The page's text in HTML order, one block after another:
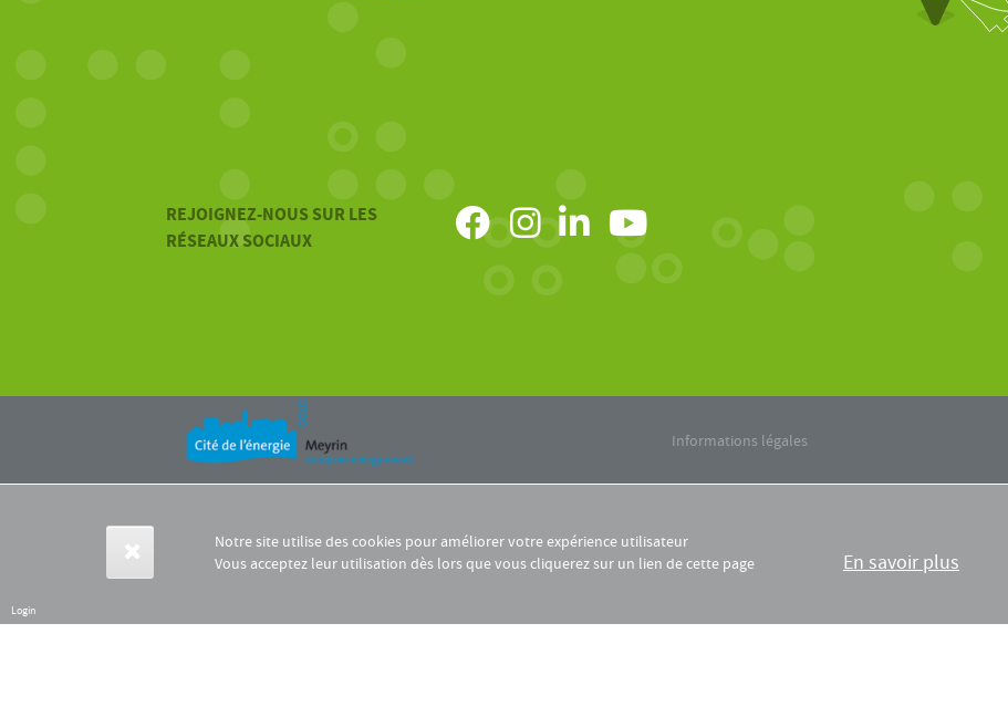
REJOIGNEZ-NOUS SUR LES
RÉSEAUX SOCIAUX
Informations légales
Notre site utilise des cookies pour améliorer votre expérience utilisateur
Vous acceptez leur utilisation dès lors que vous cliquerez sur un lien de cette page
En savoir plus
Login